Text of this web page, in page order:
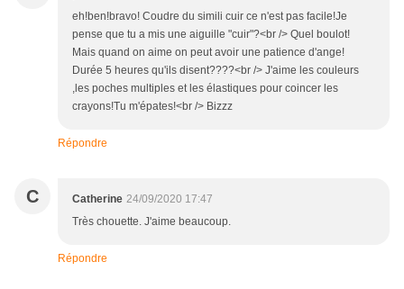
eh!ben!bravo! Coudre du simili cuir ce n'est pas facile!Je
pense que tu a mis une aiguille "cuir"?<br /> Quel boulot!
Mais quand on aime on peut avoir une patience d'ange!
Durée 5 heures qu'ils disent????<br /> J'aime les couleurs
,les poches multiples et les élastiques pour coincer les
crayons!Tu m'épates!<br /> Bizzz
Répondre
C Catherine 24/09/2020 17:47
Très chouette. J'aime beaucoup.
Répondre